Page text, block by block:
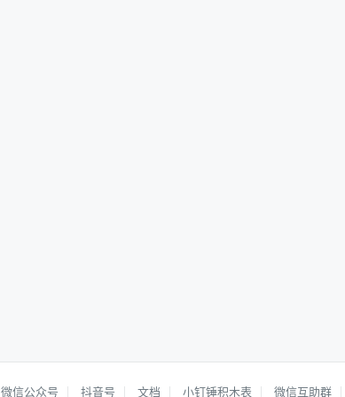
微信公众号 抖音号 文档 小钉锤积木表 微信互助群